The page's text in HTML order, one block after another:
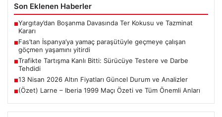
Son Eklenen Haberler
■Yargıtay’dan Boşanma Davasında Ter Kokusu ve Tazminat
Kararı
■Fas’tan İspanya’ya yamaç paraşütüyle geçmeye çalışan
göçmen yaşamını yitirdi
■Trafikte Tartışma Kanlı Bitti: Sürücüye Testere ve Darbe
Tehdidi
■13 Nisan 2026 Altın Fiyatları Güncel Durum ve Analizler
■(Özet) Larne – Iberia 1999 Maçı Özeti ve Tüm Önemli Anları